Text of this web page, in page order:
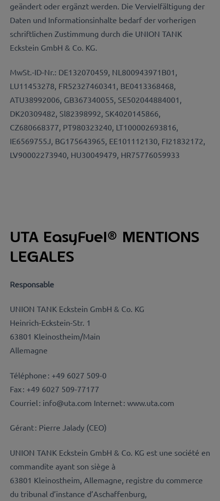
geändert oder ergänzt werden. Die Vervielfältigung der
Daten und Informationsinhalte bedarf der vorherigen
schriftlichen Zustimmung durch die UNION TANK
Eckstein GmbH & Co. KG.
MwSt.-ID-Nr.: DE132070459, NL800943971B01,
LU11453278, FR52327460341, BE0413368468,
ATU38992006, GB367340055, SE502044884001,
DK20309482, Sl82398992, SK4020145866,
CZ680668377, PT980323240, LT100002693816,
IE6569755J, BG175643965, EE101112130, FI21832172,
LV90002273940, HU30049479, HR75776059933
UTA EasyFuel® MENTIONS
LEGALES
Responsable
UNION TANK Eckstein GmbH & Co. KG
Heinrich-Eckstein-Str. 1
63801 Kleinostheim/Main
Allemagne
Téléphone : +49 6027 509-0
Fax : +49 6027 509-77177
Courriel : info@uta.com Internet : www.uta.com
Gérant : Pierre Jalady (CEO)
UNION TANK Eckstein GmbH & Co. KG est une société en
commandite ayant son siège à
63801 Kleinostheim, Allemagne, registre du commerce
du tribunal d’instance d’Aschaffenburg,